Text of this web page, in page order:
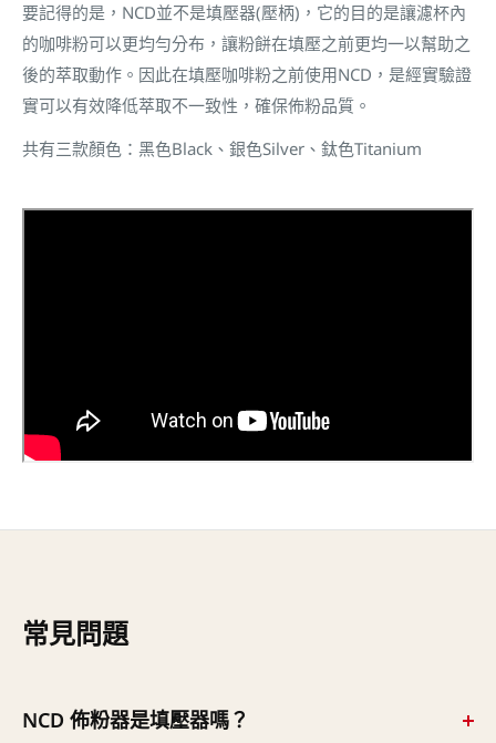
要記得的是，NCD並不是填壓器(壓柄)，它的目的是讓濾杯內
的咖啡粉可以更均勻分布，讓粉餅在填壓之前更均一以幫助之
後的萃取動作。因此在填壓咖啡粉之前使用NCD，是經實驗證
實可以有效降低萃取不一致性，確保佈粉品質。
共有三款顏色：黑色Black、銀色Silver、鈦色Titanium
常見問題
NCD 佈粉器是填壓器嗎？